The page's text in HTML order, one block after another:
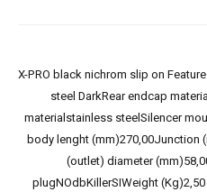
X-PRO black nichrom slip on
steel DarkRear endcap
materialstainless steelSilencer
body lenght (mm)270,00Junction
(outlet) diameter
plugNOdbKillerSIWeight